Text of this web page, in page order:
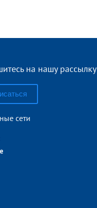
на нашу рассылку
сети